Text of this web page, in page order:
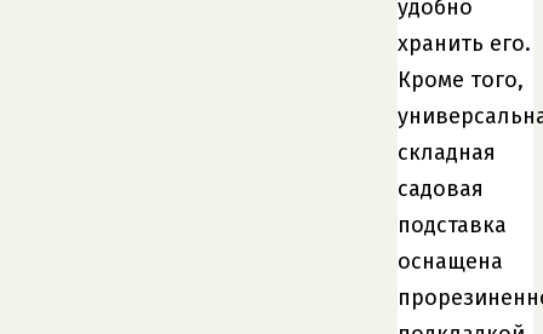
удобно
хранить его.
Кроме того,
складная
садовая
подставка
оснащена